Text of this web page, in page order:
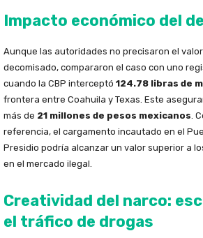
Impacto económico del
Aunque las autoridades no precisaron el
decomisado, compararon el caso con uno
cuando la CBP interceptó 124.78 libras de
frontera entre Coahuila y Texas. Este
más de 21 millones de pesos mexicanos.
referencia, el cargamento incautado en el
Presidio podría alcanzar un valor superior a
en el mercado ilegal.
Creatividad del narco:
el tráfico de drogas